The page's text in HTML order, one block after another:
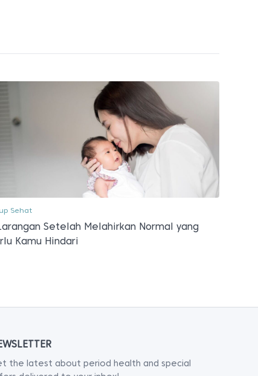
Sehat
Setelah Melahirkan Normal yang
Kamu Hindari
the latest about period health and special